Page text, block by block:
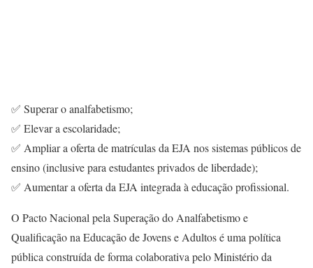
✅ Superar o analfabetismo;
✅ Elevar a escolaridade;
✅ Ampliar a oferta de matrículas da EJA nos sistemas públicos de
ensino (inclusive para estudantes privados de liberdade);
✅ Aumentar a oferta da EJA integrada à educação profissional.
O Pacto Nacional pela Superação do Analfabetismo e
Qualificação na Educação de Jovens e Adultos é uma política
pública construída de forma colaborativa pelo Ministério da